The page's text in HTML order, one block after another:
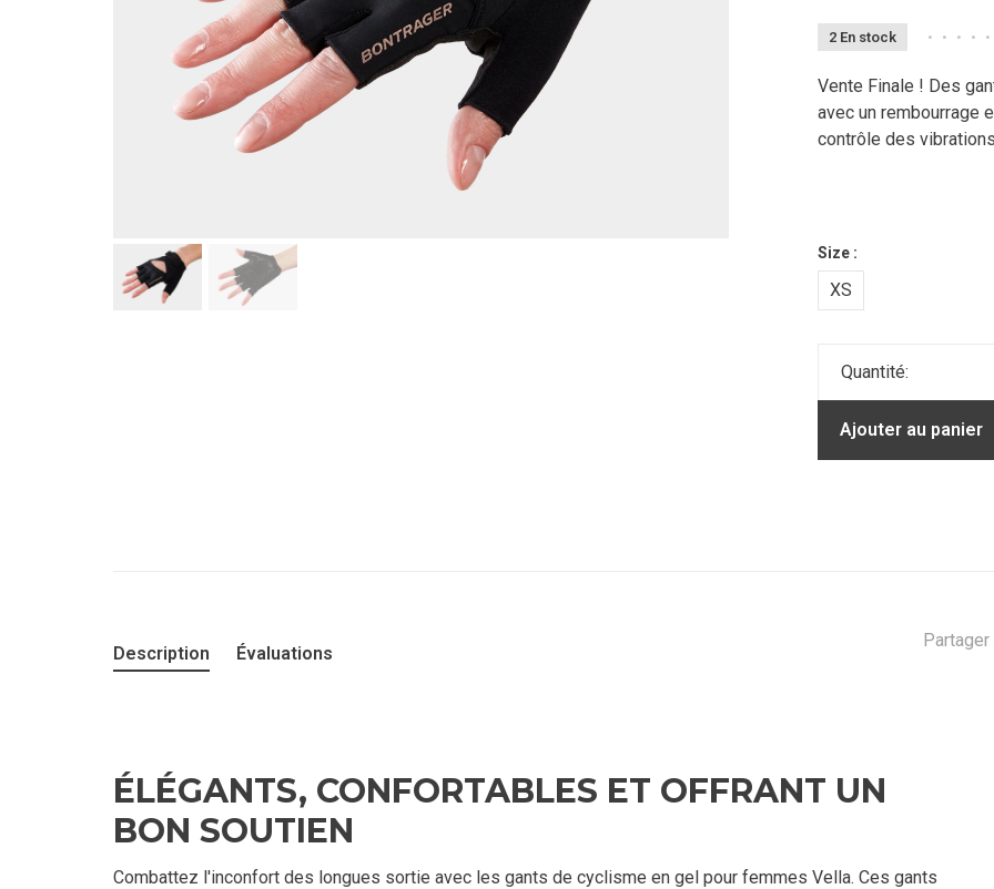
2 En stock • • • • •
Vente Finale ! Des
avec un rembourrage
contrôle des
Size :
XS
Quantité:
Ajouter au panier
Description Évaluations
ÉLÉGANTS, CONFORTABLES ET OFFRANT UN
BON SOUTIEN
Combattez l'inconfort des longues sortie avec les gants de cyclisme en gel pour femmes Vella. Ces gants